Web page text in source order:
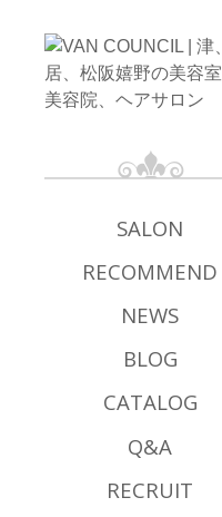
SALON
RECOMMEND
NEWS
BLOG
CATALOG
Q&A
RECRUIT